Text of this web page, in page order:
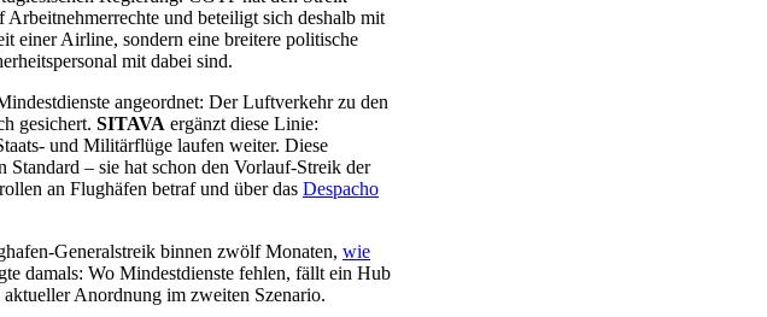
und beteiligt sich deshalb mit
einer Airline, sondern eine breitere politische
mit dabei sind.
angeordnet: Der Luftverkehr zu den
gesichert. SITAVA ergänzt diese Linie:
und Militärflüge laufen weiter. Diese
– sie hat schon den Vorlauf-Streik der
an Flughäfen betraf und über das Despacho
Generalstreik binnen zwölf Monaten, wie
damals: Wo Mindestdienste fehlen, fällt ein Hub
Anordnung im zweiten Szenario.